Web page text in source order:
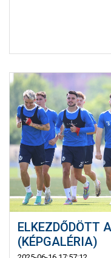
ELKEZDŐDÖTT
(KÉPGALÉRIA)